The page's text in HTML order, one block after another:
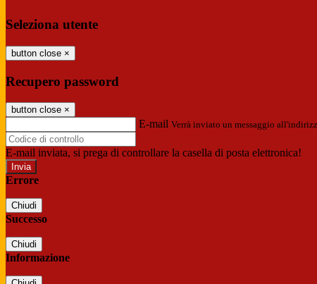
Seleziona utente
button close ×
Recupero password
button close ×
E-mail Verrà inviato un messaggio
E-mail inviata, si prega di controllare la casella di posta elettronica!
Errore
Chiudi
Successo
Chiudi
Informazione